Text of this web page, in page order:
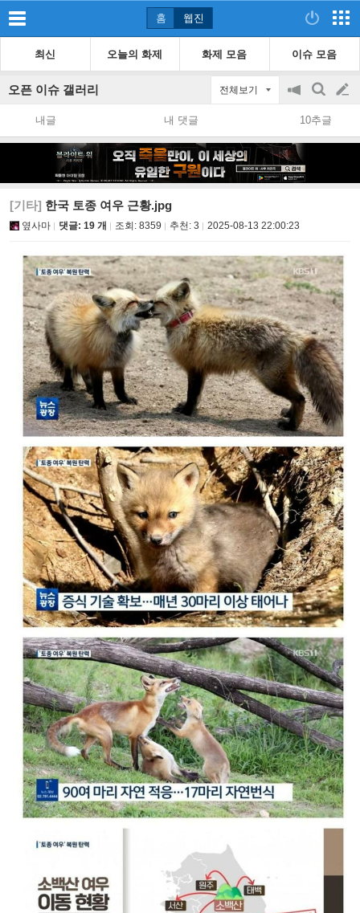
홈 웹진
최신 오늘의 화제 화제 모음 이슈 모음
오픈 이슈 갤러리 전체보기
공
지
on/off
검
색
글
쓰
내글 내 댓글 10추글
[기타] 한국 토종 여우 근황.jpg
옆사마 댓글: 19 개 조회: 8359 추천: 3 2025-08-13 22:00:23